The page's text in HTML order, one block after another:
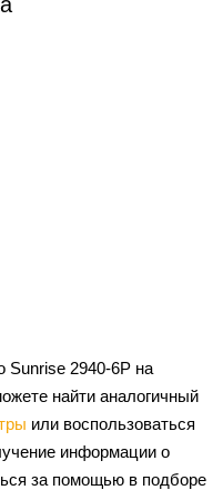
Sunrise 2940-6P на
найти аналогичный
или воспользоваться
информации о
за помощью в подборе